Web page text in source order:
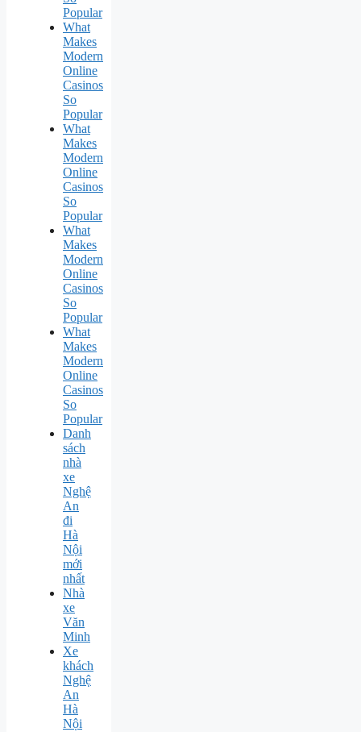
Popular
What
Makes
Modern
Online
Casinos
So
Popular
What
Makes
Modern
Online
Casinos
So
Popular
What
Makes
Modern
Online
Casinos
So
Popular
What
Makes
Modern
Online
Casinos
So
Popular
Danh
sách
nhà
xe
Nghệ
An
đi
Hà
Nội
mới
nhất
Nhà
xe
Văn
Minh
Xe
khách
Nghệ
An
Hà
Nội